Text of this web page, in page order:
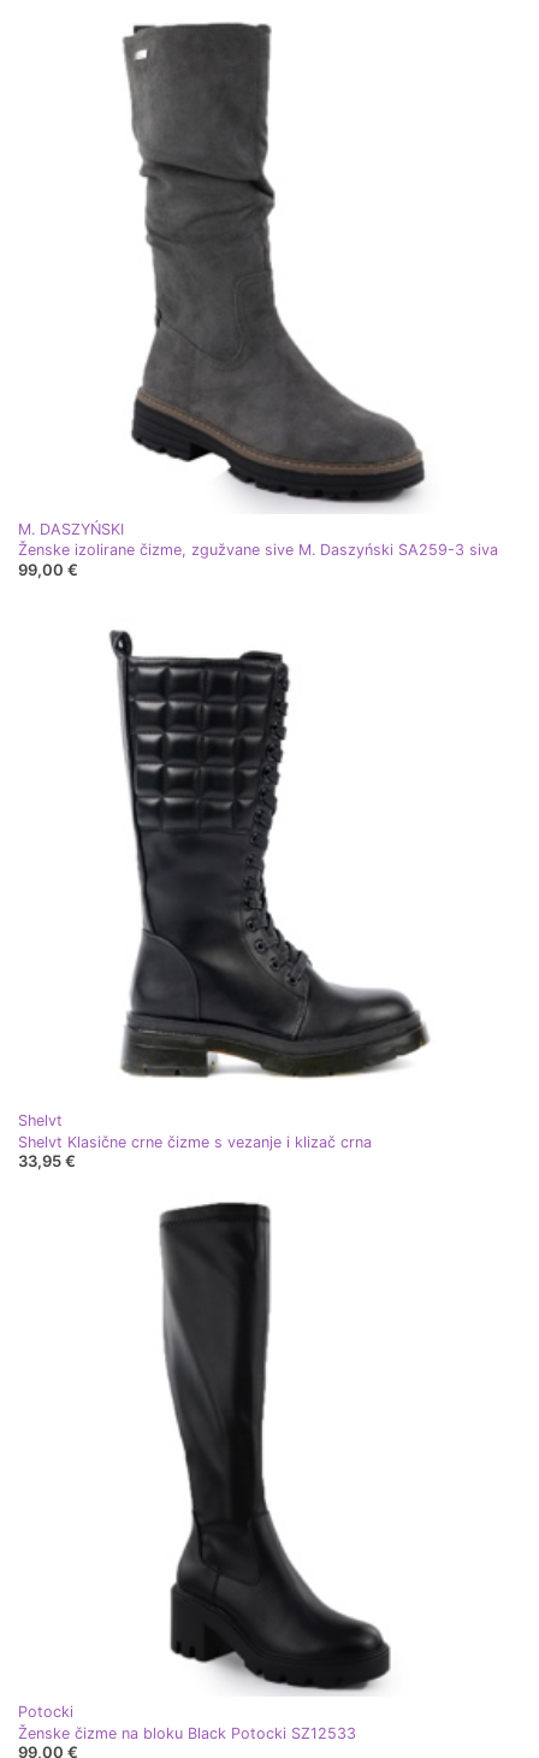
M. DASZYŃSKI
Ženske izolirane čizme, zgužvane sive M. Daszyński SA259-3 siva
99,00 €
Shelvt
Shelvt Klasične crne čizme s vezanje i klizač crna
33,95 €
Potocki
Ženske čizme na bloku Black Potocki SZ12533
99,00 €